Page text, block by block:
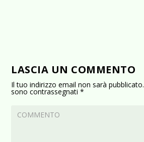
LASCIA UN COMMENTO
Il tuo indirizzo email non sarà pubblicato.
sono contrassegnati*